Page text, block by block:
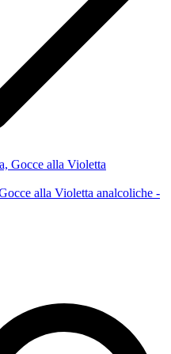
alla Violetta analcoliche -